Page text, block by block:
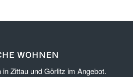
WOHNEN
Zittau und Görlitz im Angebot.